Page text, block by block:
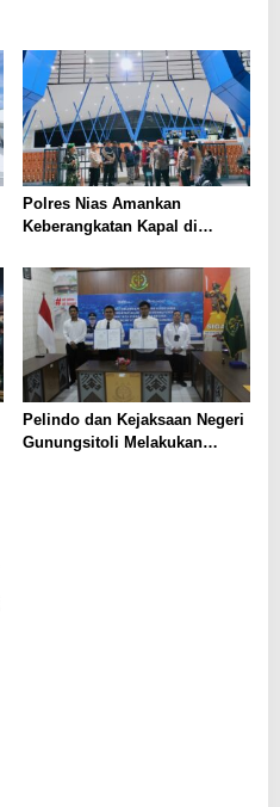
Polres Nias Amankan
Keberangkatan Kapal di
Gunungsitoli untuk
Kelancaran Mudik Lebaran
2025
Pelindo dan Kejaksaan Negeri
Gunungsitoli Melakukan